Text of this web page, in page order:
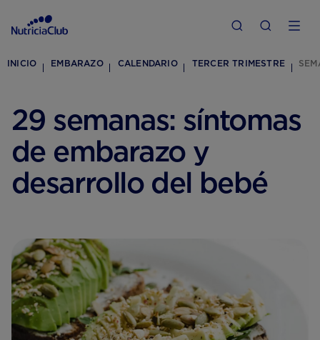
INICIO EMBARAZO CALENDARIO TERCER TRIMESTRE
29 semanas: síntomas
de embarazo y
desarrollo del bebé